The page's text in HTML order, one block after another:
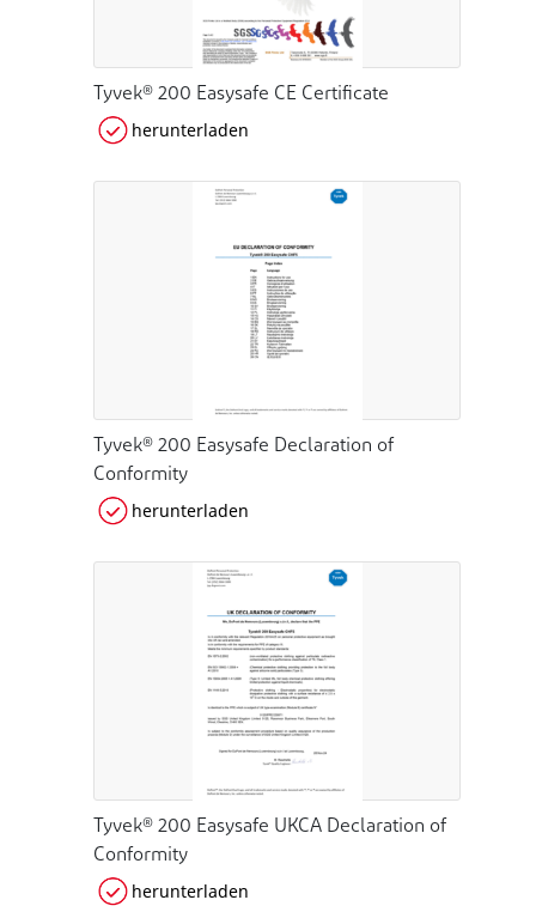
Tyvek® 200 Easysafe CE Certificate
herunterladen
Tyvek® 200 Easysafe Declaration of
Conformity
herunterladen
Tyvek® 200 Easysafe UKCA Declaration of
Conformity
herunterladen